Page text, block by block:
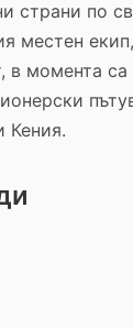
страни по
местен
в момента са
Кения.